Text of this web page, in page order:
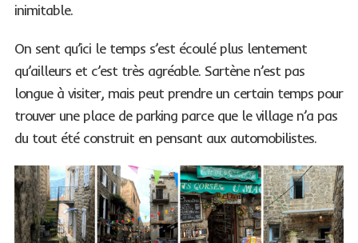
inimitable.
On sent qu’ici le temps s’est écoulé plus lentement
qu’ailleurs et c’est très agréable. Sartène n’est pas
longue à visiter, mais peut prendre un certain temps pour
trouver une place de parking parce que le village n’a pas
du tout été construit en pensant aux automobilistes.